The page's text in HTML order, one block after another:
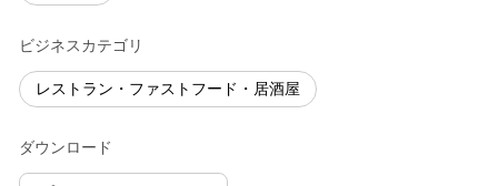
ビジネスカテゴリ
レストラン・ファストフード・居酒屋
ダウンロード